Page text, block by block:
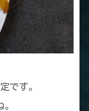
です。